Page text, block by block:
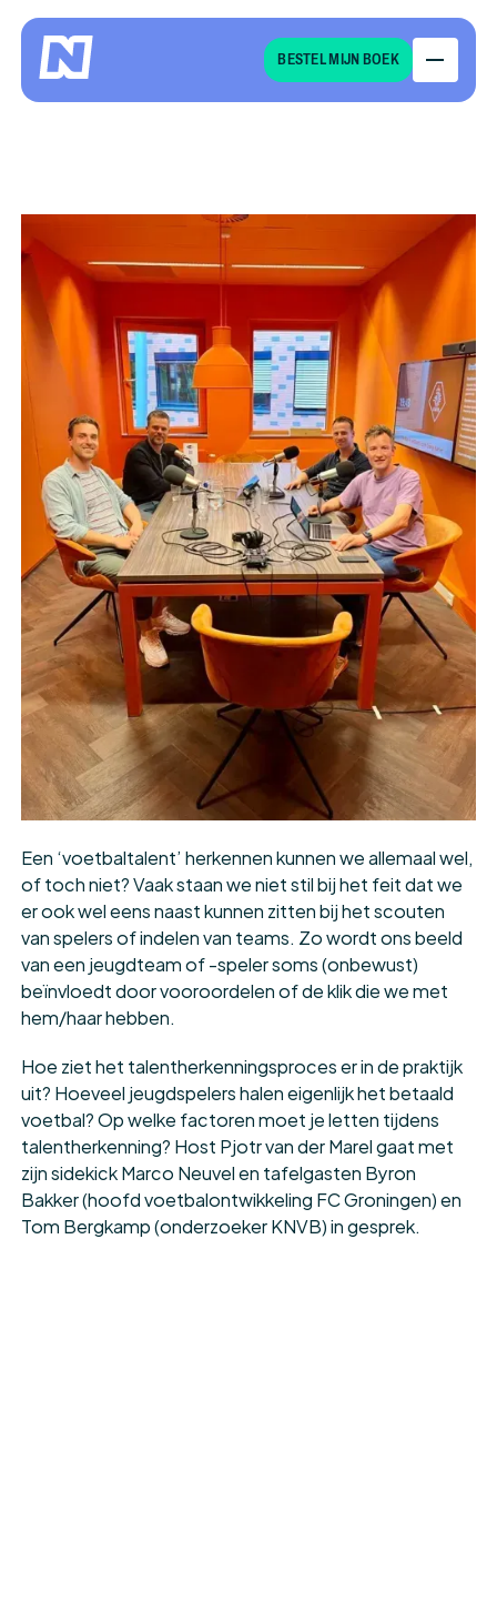
BESTEL MIJN BOEK
Marco in 'de jeugd heeft
de toekomst' podcast
Een ‘voetbaltalent’ herkennen kunnen we allemaal wel,
of toch niet? Vaak staan we niet stil bij het feit dat we
er ook wel eens naast kunnen zitten bij het scouten
van spelers of indelen van teams. Zo wordt ons beeld
van een jeugdteam of -speler soms (onbewust)
beïnvloedt door vooroordelen of de klik die we met
hem/haar hebben.
Hoe ziet het talentherkenningsproces er in de praktijk
uit? Hoeveel jeugdspelers halen eigenlijk het betaald
voetbal? Op welke factoren moet je letten tijdens
talentherkenning? Host Pjotr van der Marel gaat met
zijn sidekick Marco Neuvel en tafelgasten Byron
Bakker (hoofd voetbalontwikkeling FC Groningen) en
Tom Bergkamp (onderzoeker KNVB) in gesprek.